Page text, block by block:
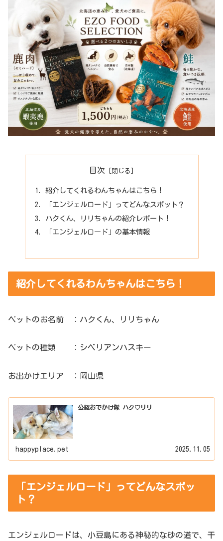
目次
紹介してくれるわんちゃんはこちら！
「エンジェルロード」ってどんなスポット？
ハクくん、リリちゃんの紹介レポート！
「エンジェルロード」の基本情報
紹介してくれるわんちゃんはこちら！
ペットのお名前 ：ハクくん、リリちゃん
ペットの種類 ：シベリアンハスキー
お出かけエリア ：岡山県
公認おでかけ隊 ハク♡リリ
happyplace.pet 2025.11.05
「エンジェルロード」ってどんなスポッ
ト？
エンジェルロードは、小豆島にある神秘的な砂の道で、干